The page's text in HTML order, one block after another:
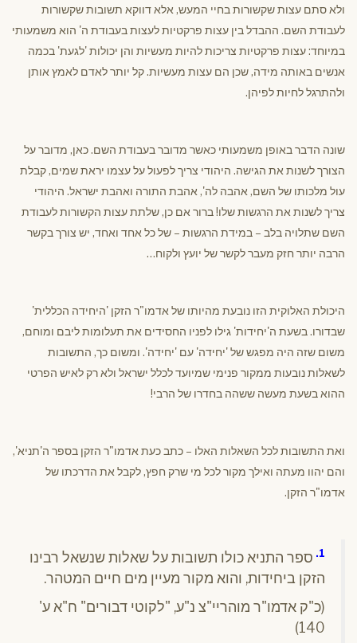
ולא סתם עצות שקשורות בחיי המעש, אלא דווקא תשובות שקשורות
לעבודת השם. ההבדל בין עצות פרקטיות לעצות בעבודת ה' הוא משמעותי
במיוחד: עצות פרקטיות צריכות להיות מעשיות והן יכולות 'לגעת' בכמה
אנשים באותה מידה, שכן הם עצות מעשיות. קל יותר לאדם לאמץ אותן
ולהתרגל לחיות לפיהן.
שונה הדבר באופן משמעותי כאשר מדובר בעבודת השם. כאן, מדובר על
הצורך לשנות את הגישה. היהודי צריך לפעול על עצמו יראת שמים, קבלת
עול מלכותו של השם, אהבה לה', אהבת התורה ואהבת ישראל. היהודי
צריך לשנות את הרגשות שלו! ברור אם כן, שלתת עצות הקשורות לעבודת
השם שתלויה בלב – במידת הרגשות – של כל אחד ואחד, יש צורך בקשר
הרבה יותר חזק מעבר לקשר של יועץ ולקוח…
היכולת האלוקית הזו נובעת מהיותו של אדמו"ר הזקן 'היחידה הכללית'
שבדורו. בשעת ה'יחידות' גילו לפניו החסידים את תעלומות ליבם ומוחם,
משום שזה היה מפגש של 'יחידה' עם 'יחידה'. ומשום כך, התשובות
לשאלות נובעות ממקור פנימי שמיועד לכלל ישראל ולא רק לאיש הפרטי
ההוא בשעת מעשה ששהה בחדרו של הרבי!
ואת התשובות לכל השאלות האלו – כתב כעת אדמו"ר הזקן בספר ה'תניא',
והם יהוו מעתה ואילך מקור לכל מי שרק חפץ, לקבל את הדרכתו של
אדמו"ר הזקן.
1. ספר התניא כולו תשובות על שאלות שנשאל רבינו
הזקן ביחידות, והוא מקור מעיין מים חיים המטהר.
(כ"ק אדמו"ר מוהריי"צ נ"ע, "לקוטי דבורים" ח"א ע'
140)